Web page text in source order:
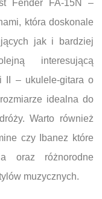
Fender FA-15N –
która doskonale
jak i bardziej
interesującą
II – ukulele-gitara o
idealna do
Warto również
czy Ibanez które
oraz różnorodne
muzycznych.